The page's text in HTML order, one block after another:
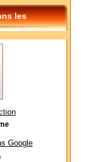
les
Google